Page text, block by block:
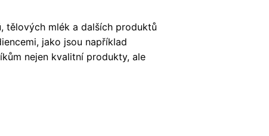
tělových mlék a dalších produktů
jako jsou například
nejen kvalitní produkty, ale